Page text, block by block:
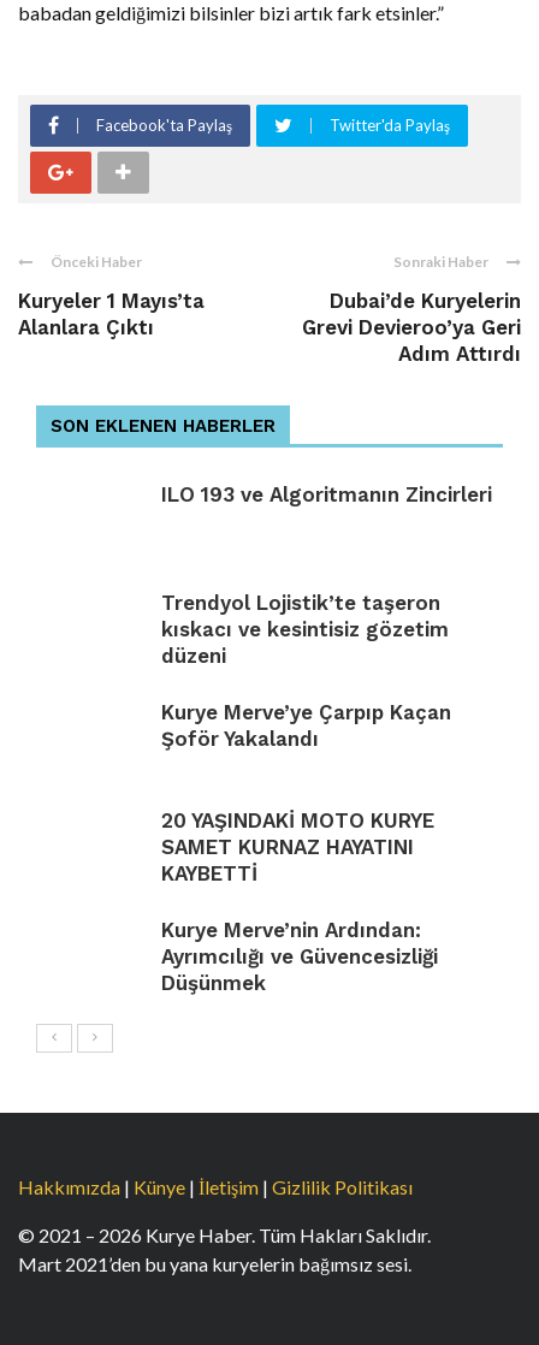
babadan geldiğimizi bilsinler bizi artık fark etsinler.”
Facebook'ta Paylaş Twitter'da Paylaş
Önceki Haber
Kuryeler 1 Mayıs’ta
Alanlara Çıktı
Sonraki Haber
Dubai’de Kuryelerin
Grevi Devieroo’ya Geri
Adım Attırdı
SON EKLENEN HABERLER
ILO 193 ve Algoritmanın Zincirleri
Trendyol Lojistik’te taşeron
kıskacı ve kesintisiz gözetim
düzeni
Kurye Merve’ye Çarpıp Kaçan
Şoför Yakalandı
20 YAŞINDAKİ MOTO KURYE
SAMET KURNAZ HAYATINI
KAYBETTİ
Kurye Merve’nin Ardından:
Ayrımcılığı ve Güvencesizliği
Düşünmek
Hakkımızda | Künye | İletişim | Gizlilik Politikası
© 2021 – 2026 Kurye Haber. Tüm Hakları Saklıdır.
Mart 2021’den bu yana kuryelerin bağımsız sesi.